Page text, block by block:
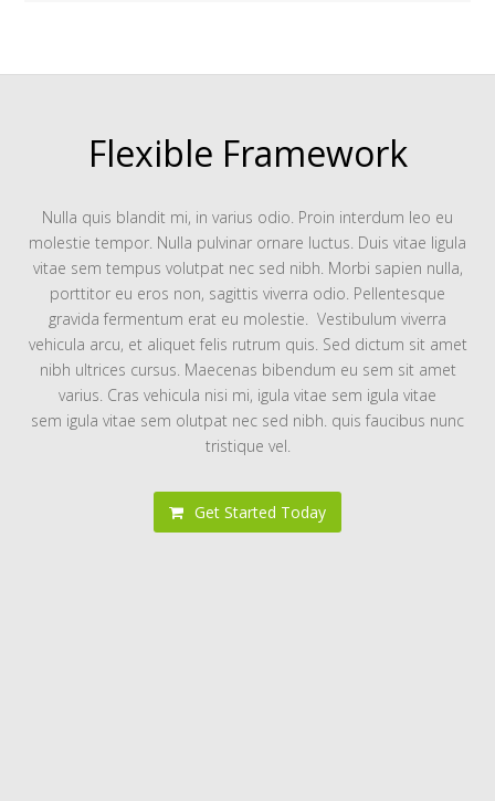
Flexible Framework
Nulla quis blandit mi, in varius odio. Proin interdum leo eu
molestie tempor. Nulla pulvinar ornare luctus. Duis vitae ligula
vitae sem tempus volutpat nec sed nibh. Morbi sapien nulla,
porttitor eu eros non, sagittis viverra odio. Pellentesque
gravida fermentum erat eu molestie. Vestibulum viverra
vehicula arcu, et aliquet felis rutrum quis. Sed dictum sit amet
nibh ultrices cursus. Maecenas bibendum eu sem sit amet
varius. Cras vehicula nisi mi, igula vitae sem igula vitae
sem igula vitae sem olutpat nec sed nibh. quis faucibus nunc
tristique vel.
Get Started Today